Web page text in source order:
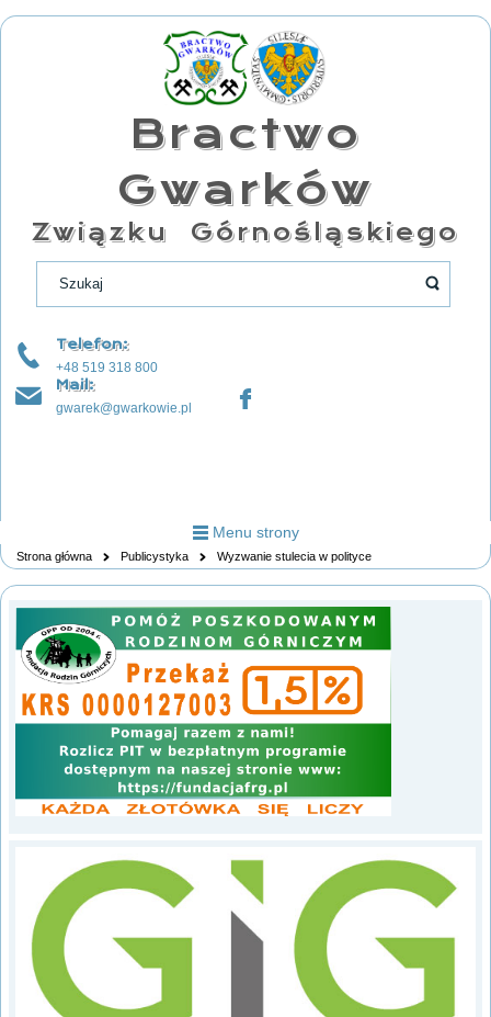
Bractwo
Gwarków
Związku Górnośląskiego
Telefon:
+48 519 318 800
Mail:
gwarek@gwarkowie.pl
Menu strony
Strona główna Publicystyka Wyzwanie stulecia w polityce